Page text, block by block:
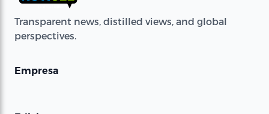
Transparent news, distilled views, and global
perspectives.
Empresa